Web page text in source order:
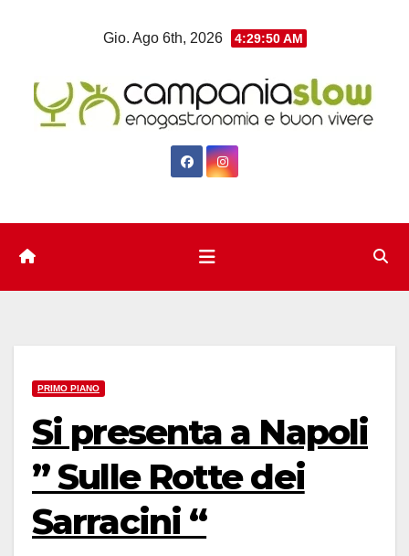
Gio. Ago 6th, 2026 4:29:51 AM
PRIMO PIANO
Si presenta a Napoli
” Sulle Rotte dei
Sarracini “